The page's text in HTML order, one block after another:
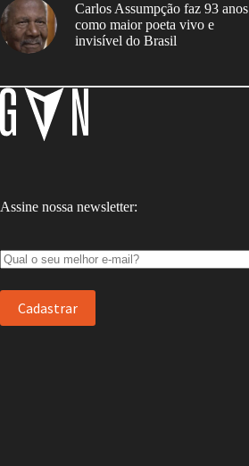
Carlos Assumpção faz 93 anos
como maior poeta vivo e
invisível do Brasil
Assine nossa newsletter: